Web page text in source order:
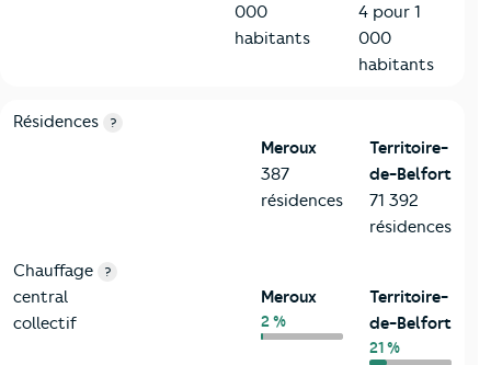
000
habitants
4 pour 1
000
habitants
8-Chauffage
Critères Meroux
Résidences ?
Meroux
387
résidences
Territoire-
de-Belfort
71 392
résidences
Chauffage
central
collectif
?
Meroux
2 %
Territoire-
de-Belfort
21 %